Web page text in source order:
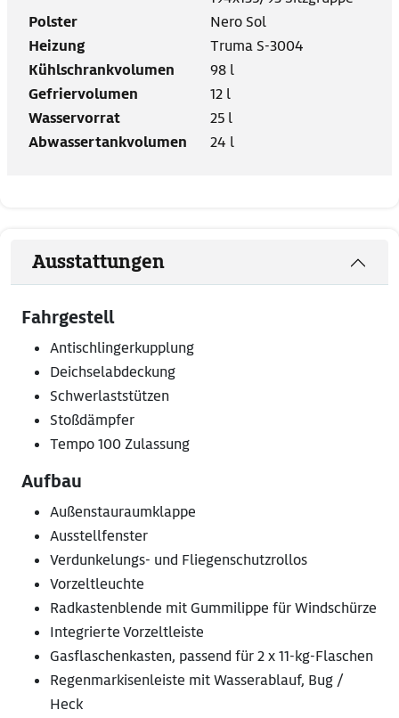
Polster
Nero Sol
Heizung
Truma S-3004
Kühlschrankvolumen
98 l
Gefriervolumen
12 l
Wasservorrat
25 l
Abwassertankvolumen
24 l
Ausstattungen
Fahrgestell
Antischlingerkupplung
Deichselabdeckung
Schwerlaststützen
Stoßdämpfer
Tempo 100 Zulassung
Aufbau
Außenstauraumklappe
Ausstellfenster
Verdunkelungs- und Fliegenschutzrollos
Vorzeltleuchte
Radkastenblende mit Gummilippe für Windschürze
Integrierte Vorzeltleiste
Gasflaschenkasten, passend für 2 x 11-kg-Flaschen
Regenmarkisenleiste mit Wasserablauf, Bug /
Heck